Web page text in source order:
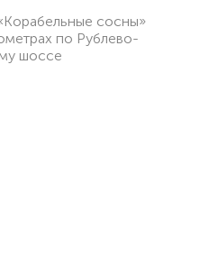
сосны»
по Рублево-
шоссе